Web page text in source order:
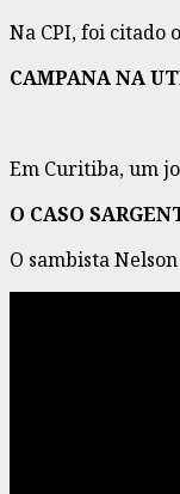
Na CPI, foi citado
CAMPANA NA
Em Curitiba, um
O CASO
O sambista